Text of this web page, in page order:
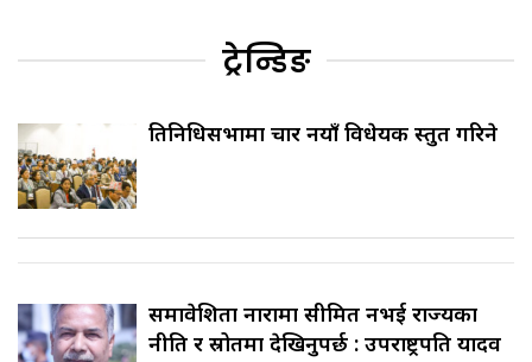
ट्रेन्डिङ
प्रतिनिधिसभामा चार नयाँ विधेयक प्रस्तुत गरिने
समावेशिता नारामा सीमित नभई राज्यका
नीति र स्रोतमा देखिनुपर्छ : उपराष्ट्रपति यादव